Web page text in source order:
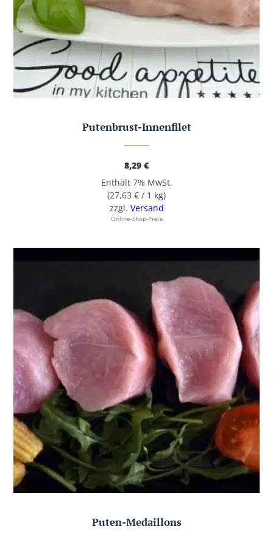
Putenbrust-Innenfilet
8,29 €
Enthält 7% MwSt.
(27,63 € / 1 kg)
zzgl. Versand
Online-Shop-Preis
Puten-Medaillons